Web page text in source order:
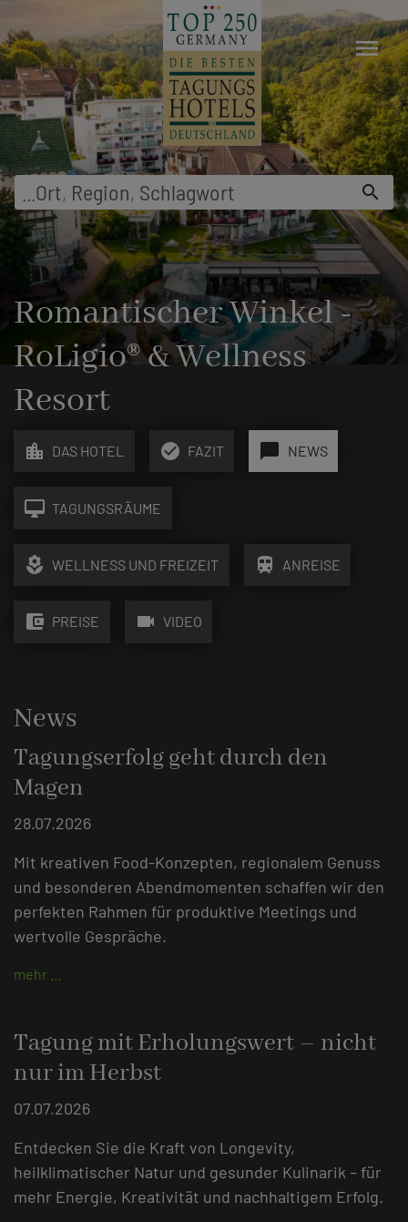
Suche z.B. nachHotel... search
menu
Romantischer Winkel -
RoLigio® & Wellness
Resort
location_city DAS HOTEL check_circle FAZIT chat_bubble NEWS
desktop_mac TAGUNGSRÄUME
local_florist WELLNESS UND FREIZEIT train ANREISE
account_balance_wallet PREISE videocam VIDEO
News
Tagungserfolg geht durch den
Magen
28.07.2026
Mit kreativen Food-Konzepten, regionalem Genuss
und besonderen Abendmomenten schaffen wir den
perfekten Rahmen für produktive Meetings und
wertvolle Gespräche.
mehr …
Tagung mit Erholungswert – nicht
nur im Herbst
07.07.2026
Entdecken Sie die Kraft von Longevity,
heilklimatischer Natur und gesunder Kulinarik – für
mehr Energie, Kreativität und nachhaltigem Erfolg.